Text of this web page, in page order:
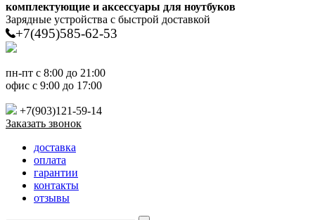
комплектующие и аксессуары для ноутбуков
Зарядные устройства с быстрой доставкой
+7(495)585-62-53
пн-пт с 8:00 до 21:00
офис с 9:00 до 17:00
+7(903)121-59-14
Заказать звонок
доставка
оплата
гарантии
контакты
отзывы